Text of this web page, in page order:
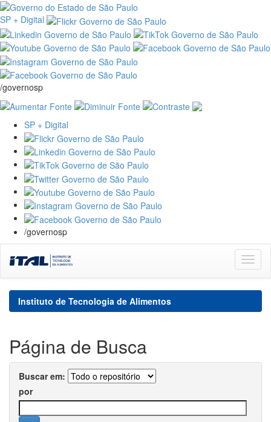
SP + Digital
/governosp
SP + Digital
/governosp
navigation
Instituto de Tecnologia de Alimentos
Página de Busca
Buscar em:
por